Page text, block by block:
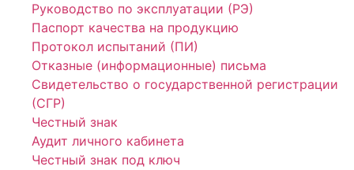
Руководство по эксплуатации (РЭ)
Паспорт качества на продукцию
Протокол испытаний (ПИ)
Отказные (информационные) письма
Свидетельство о государственной регистрации
(СГР)
Честный знак
Аудит личного кабинета
Честный знак под ключ